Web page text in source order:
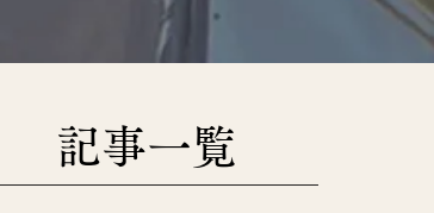
​記事一覧